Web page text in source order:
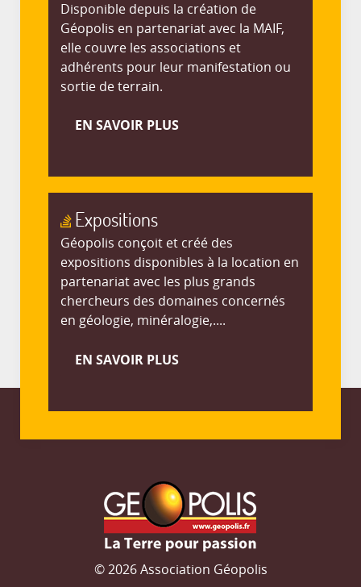
Disponible depuis la création de
Géopolis en partenariat avec la MAIF,
elle couvre les associations et
adhérents pour leur manifestation ou
sortie de terrain.
EN SAVOIR PLUS
Expositions
Géopolis conçoit et créé des
expositions disponibles à la location en
partenariat avec les plus grands
chercheurs des domaines concernés
en géologie, minéralogie,....
EN SAVOIR PLUS
© 2026 Association Géopolis